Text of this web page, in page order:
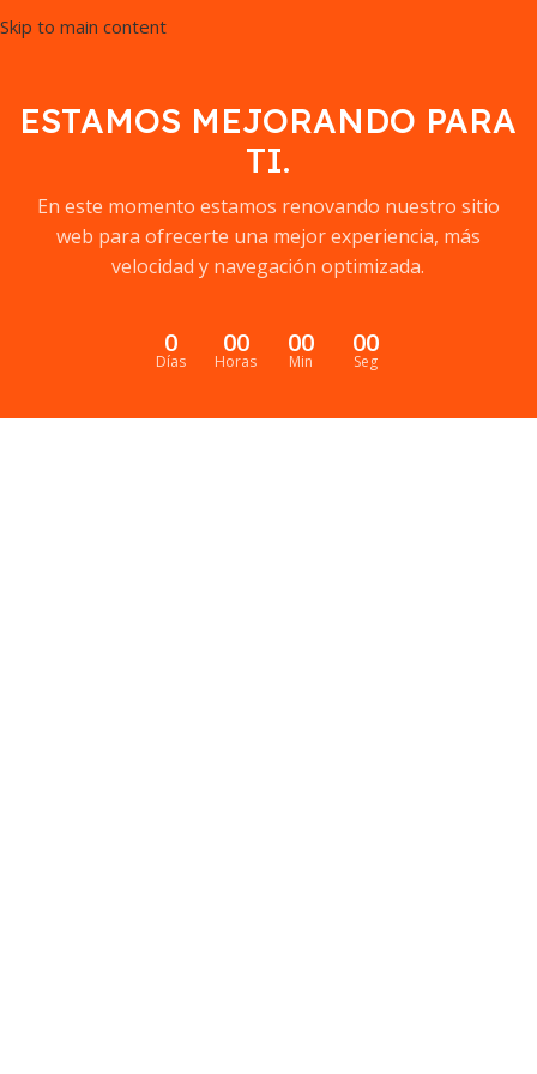
Skip to main content
ESTAMOS MEJORANDO PARA
TI.
En este momento estamos renovando nuestro sitio
web para ofrecerte una mejor experiencia, más
velocidad y navegación optimizada.
0
Días
00
Horas
00
Min
00
Seg